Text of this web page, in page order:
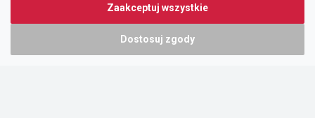
Zaakceptuj wszystkie
Dostosuj zgody